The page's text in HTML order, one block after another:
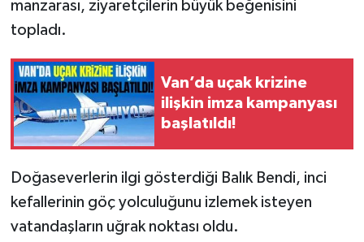
manzarası, ziyaretçilerin büyük beğenisini
topladı.
Van’da uçak krizine
ilişkin imza kampanyası
başlatıldı!
Doğaseverlerin ilgi gösterdiği Balık Bendi, inci
kefallerinin göç yolculuğunu izlemek isteyen
vatandaşların uğrak noktası oldu.